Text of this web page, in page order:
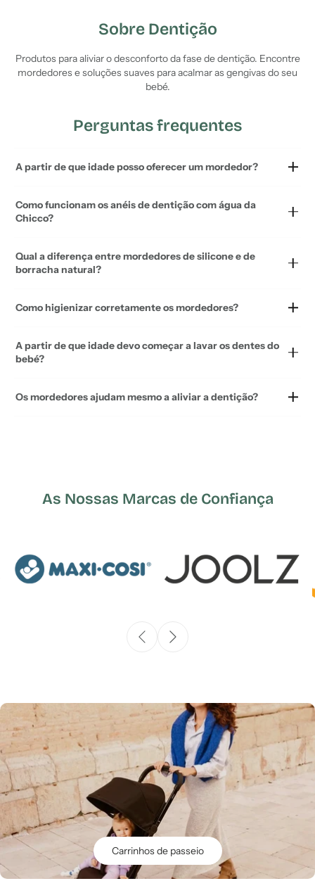
Sobre Dentição
Produtos para aliviar o desconforto da fase de dentição. Encontre
mordedores e soluções suaves para acalmar as gengivas do seu
bebé.
Perguntas frequentes
A partir de que idade posso oferecer um mordedor?
Como funcionam os anéis de dentição com água da
Chicco?
Qual a diferença entre mordedores de silicone e de
borracha natural?
Como higienizar corretamente os mordedores?
A partir de que idade devo começar a lavar os dentes do
bebé?
Os mordedores ajudam mesmo a aliviar a dentição?
As Nossas Marcas de Confiança
Carrinhos de passeio